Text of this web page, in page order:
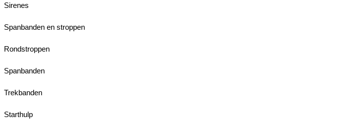
Sirenes
Spanbanden en stroppen
Rondstroppen
Spanbanden
Trekbanden
Starthulp